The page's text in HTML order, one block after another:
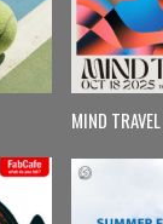
MIND TRAVEL